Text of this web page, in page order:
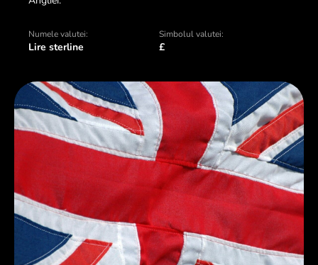
Numele valutei:
Lire sterline
Simbolul valutei:
£